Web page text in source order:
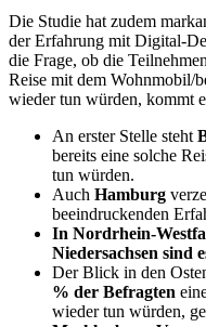
Die Studie hat zudem
der Erfahrung mit Digital-
die Frage, ob die
Reise mit dem Wohnmobil/
wieder tun würden, kommt
An erster Stelle steht
bereits eine solche
tun würden.
Auch Hamburg
beeindruckenden
In Nordrhein-
Niedersachsen sind
Der Blick in den
% der Befragten
wieder tun würden,